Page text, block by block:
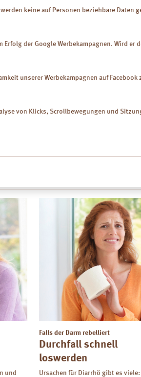
Die naturreine Heilerde Luvos-
von Beschwerden
und
Falls der Darm rebelliert
Durchfall schnell
loswerden
Ursachen für Diarrhö gibt es viele:
keine auf Personen beziehbare Daten
der Google Werbekampagnen. Wird
unserer Werbekampagnen auf
von Klicks, Scrollbewegungen und